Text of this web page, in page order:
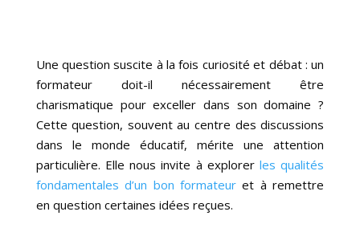
Une question suscite à la fois curiosité et débat : un
formateur doit-il nécessairement être
charismatique pour exceller dans son domaine ?
Cette question, souvent au centre des discussions
dans le monde éducatif, mérite une attention
particulière. Elle nous invite à explorer les qualités
fondamentales d’un bon formateur et à remettre
en question certaines idées reçues.